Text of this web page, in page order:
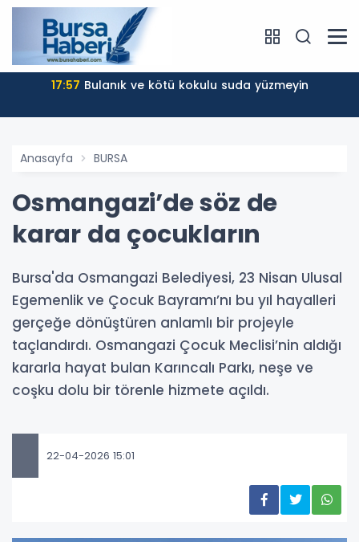
22:24 Bursa’da TEKNOSAB KOBİ OSB tanıtıldı
Anasayfa BURSA
Osmangazi’de söz de
karar da çocukların
Bursa'da Osmangazi Belediyesi, 23 Nisan Ulusal
Egemenlik ve Çocuk Bayramı’nı bu yıl hayalleri
gerçeğe dönüştüren anlamlı bir projeyle
taçlandırdı. Osmangazi Çocuk Meclisi’nin aldığı
kararla hayat bulan Karıncalı Parkı, neşe ve
coşku dolu bir törenle hizmete açıldı.
22-04-2026 15:01